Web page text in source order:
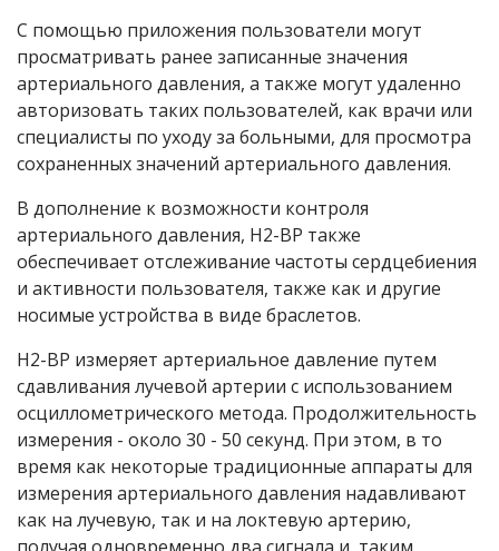
С помощью приложения пользователи могут
просматривать ранее записанные значения
артериального давления, а также могут удаленно
авторизовать таких пользователей, как врачи или
специалисты по уходу за больными, для просмотра
сохраненных значений артериального давления.
В дополнение к возможности контроля
артериального давления, Н2-ВР также
обеспечивает отслеживание частоты сердцебиения
и активности пользователя, также как и другие
носимые устройства в виде браслетов.
Н2-ВР измеряет артериальное давление путем
сдавливания лучевой артерии с использованием
осциллометрического метода. Продолжительность
измерения - около 30 - 50 секунд. При этом, в то
время как некоторые традиционные аппараты для
измерения артериального давления надавливают
как на лучевую, так и на локтевую артерию,